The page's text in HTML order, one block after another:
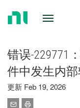
错误-229771
件中发生内
更新 Feb 19, 2026